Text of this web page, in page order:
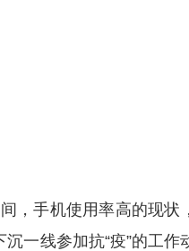
，手机使用率高的现状，
一线参加抗“疫”的工作